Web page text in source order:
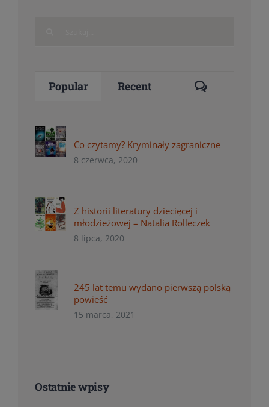
Popular Recent Comments
Co czytamy? Kryminały zagraniczne
8 czerwca, 2020
Z historii literatury dziecięcej i
młodzieżowej – Natalia Rolleczek
8 lipca, 2020
245 lat temu wydano pierwszą polską
powieść
15 marca, 2021
Ostatnie wpisy